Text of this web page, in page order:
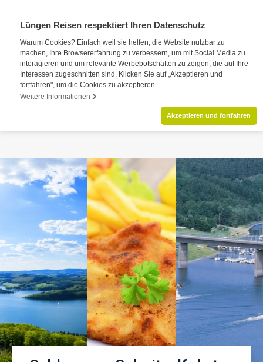
Lüngen Reisen respektiert Ihren Datenschutz
Warum Cookies? Einfach weil sie helfen, die Website nutzbar zu
machen, Ihre Browsererfahrung zu verbessern, um mit Social Media zu
interagieren und um relevante Werbebotschaften zu zeigen, die auf Ihre
Interessen zugeschnitten sind. Klicken Sie auf „Akzeptieren und
fortfahren", um die Cookies zu akzeptieren.
Weitere Informationen
Akzeptieren und fortfahren